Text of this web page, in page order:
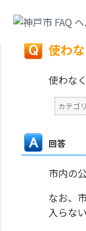
戻る
使わ
使わな
カテゴ
回答
市内の
なお、
入らな